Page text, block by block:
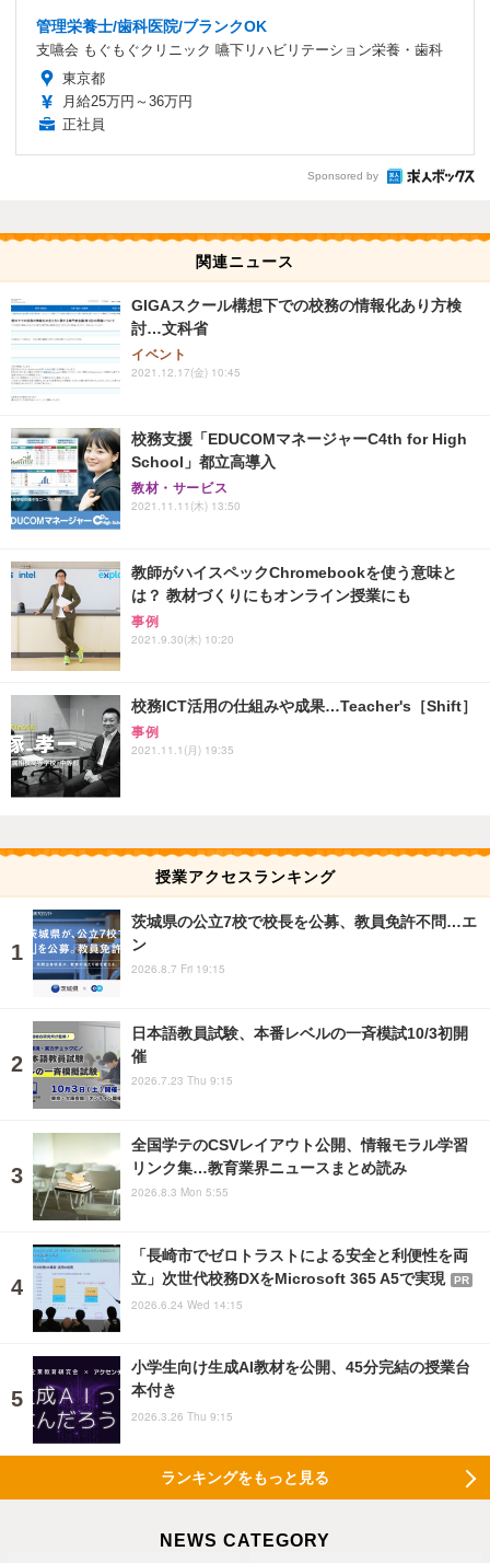
管理栄養士/歯科医院/ブランクOK
支嚥会 もぐもぐクリニック 嚥下リハビリテーション栄養・歯科
東京都
月給25万円～36万円
正社員
Sponsored by
関連ニュース
GIGAスクール構想下での校務の情報化あり方検
討…文科省
イベント
2021.12.17(金) 10:45
校務支援「EDUCOMマネージャーC4th for High
School」都立高導入
教材・サービス
2021.11.11(木) 13:50
教師がハイスペックChromebookを使う意味と
は？ 教材づくりにもオンライン授業にも
事例
2021.9.30(木) 10:20
校務ICT活用の仕組みや成果…Teacher's［Shift］
事例
2021.11.1(月) 19:35
授業アクセスランキング
茨城県の公立7校で校長を公募、教員免許不問…エ
ン
2026.8.7 Fri 19:15
日本語教員試験、本番レベルの一斉模試10/3初開
催
2026.7.23 Thu 9:15
全国学テのCSVレイアウト公開、情報モラル学習
リンク集…教育業界ニュースまとめ読み
2026.8.3 Mon 5:55
「長崎市でゼロトラストによる安全と利便性を両
立」次世代校務DXをMicrosoft 365 A5で実現
PR
2026.6.24 Wed 14:15
小学生向け生成AI教材を公開、45分完結の授業台
本付き
2026.3.26 Thu 9:15
ランキングをもっと見る
NEWS CATEGORY